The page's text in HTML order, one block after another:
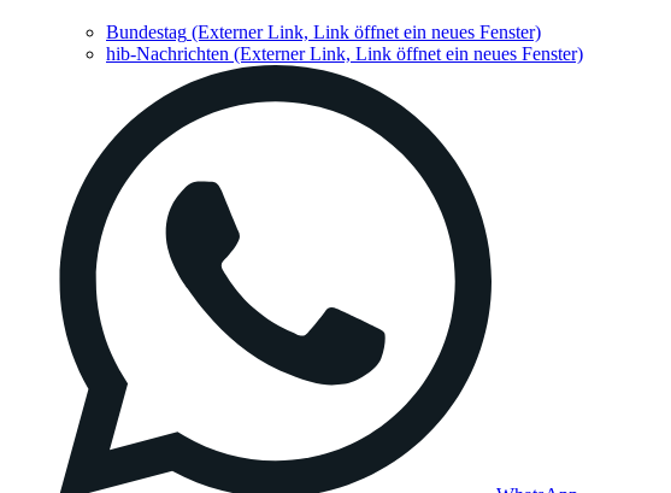
Bundestag (Externer Link, Link öffnet ein neues Fenster)
hib-Nachrichten (Externer Link, Link öffnet ein neues Fenster)